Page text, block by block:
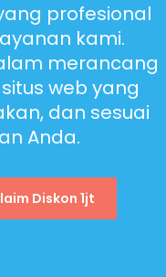
profesional
kami.
merancang
web yang
dan sesuai
Anda.
Diskon 1jt